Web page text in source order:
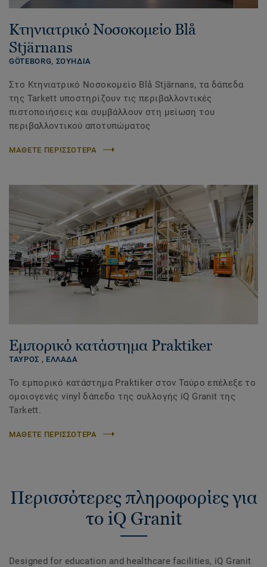
Κτηνιατρικό Νοσοκομείο Blå
Stjärnans
GÖTEBORG, ΣΟΥΗΔΙΑ
Στο Κτηνιατρικό Νοσοκομείο Blå Stjärnans, τα δάπεδα
της Tarkett υποστηρίζουν τις περιβαλλοντικές
πιστοποιήσεις και συμβάλλουν στη μείωση του
περιβαλλοντικού αποτυπώματος
ΜΑΘΕΤΕ ΠΕΡΙΣΣΟΤΕΡΑ
Εμπορικό κατάστημα Praktiker
ΤΑΥΡΟΣ , ΕΛΛΑΔΑ
Το εμπορικό κατάστημα Praktiker στον Ταύρο επέλεξε το
ομοιογενές vinyl δάπεδο της συλλογής iQ Granit της
Tarkett.
ΜΑΘΕΤΕ ΠΕΡΙΣΣΟΤΕΡΑ
Περισσότερες πληροφορίες για
το iQ Granit
Designed for education and healthcare facilities, iQ Granit